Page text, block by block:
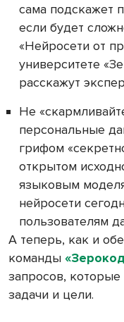
сама подскажет
если будет
«Нейросети от
университете
расскажут
Не
персональные
грифом
открытом
языковым
нейросети
пользователям
А теперь, как и
команды
запросов,
задачи и цели.